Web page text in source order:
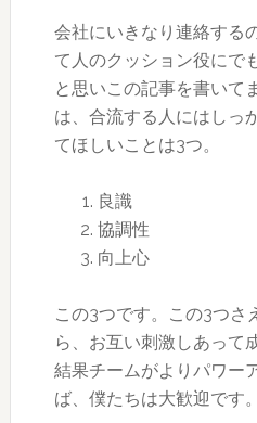
会社にいきなり連絡する
て人のクッション役にで
と思いこの記事を書いて
は、合流する人にはしっ
てほしいことは3つ。
良識
協調性
向上心
この3つです。この3つさ
ら、お互い刺激しあって
結果チームがよりパワー
ば、僕たちは大歓迎です。